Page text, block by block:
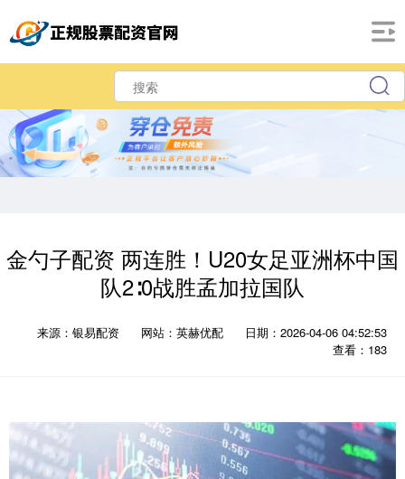
金勺子配资 两连胜！U20女足亚洲杯中国
队2∶0战胜孟加拉国队
来源：银易配资 网站：英赫优配
日期：2026-04-06 04:52:53
查看：183